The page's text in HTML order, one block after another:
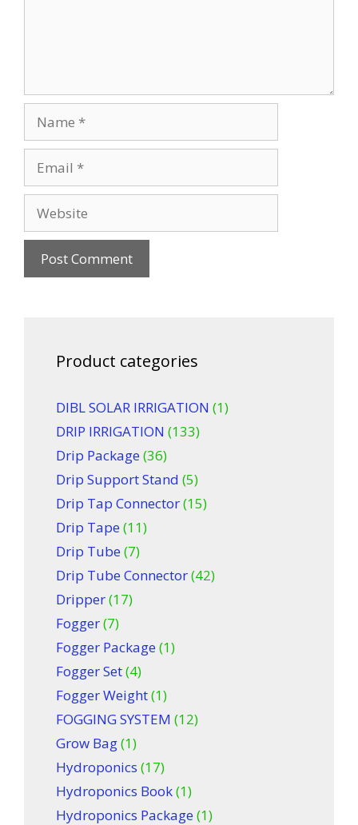
Product categories
DIBL SOLAR IRRIGATION (1)
DRIP IRRIGATION (133)
Drip Package (36)
Drip Support Stand (5)
Drip Tap Connector(15)
Drip Tape (11)
Drip Tube (7)
Drip Tube Connector(42)
Dripper(17)
Fogger(7)
Fogger Package (1)
Fogger Set(4)
Fogger Weight(1)
FOGGING SYSTEM (12)
Grow Bag(1)
Hydroponics (17)
Hydroponics Book(1)
Hydroponics Package (1)